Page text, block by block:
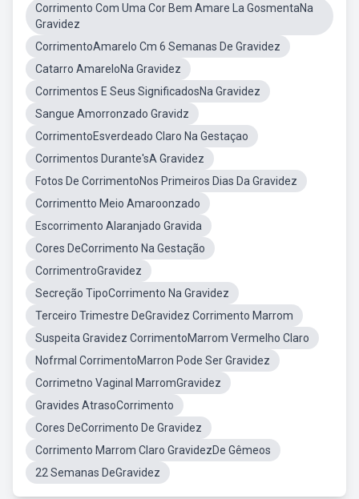
Corrimento Com Uma Cor Bem Amare La GosmentaNa
Gravidez
CorrimentoAmarelo Cm 6 Semanas De Gravidez
Catarro AmareloNa Gravidez
Corrimentos E Seus SignificadosNa Gravidez
Sangue Amorronzado Gravidz
CorrimentoEsverdeado Claro Na Gestaçao
Corrimentos Durante'sA Gravidez
Fotos De CorrimentoNos Primeiros Dias Da Gravidez
Corrimentto Meio Amaroonzado
Escorrimento Alaranjado Gravida
Cores DeCorrimento Na Gestação
CorrimentroGravidez
Secreção TipoCorrimento Na Gravidez
Terceiro Trimestre DeGravidez Corrimento Marrom
Suspeita Gravidez CorrimentoMarrom Vermelho Claro
Nofrmal CorrimentoMarron Pode Ser Gravidez
Corrimetno Vaginal MarromGravidez
Gravides AtrasoCorrimento
Cores DeCorrimento De Gravidez
Corrimento Marrom Claro GravidezDe Gêmeos
22 Semanas DeGravidez